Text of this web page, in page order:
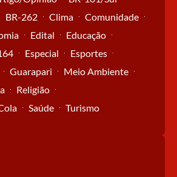
BR-262 Clima
Comunidade
Edital
Educação
Especial
Esportes
Guarapari
Meio Ambiente
Religião
Saúde Turismo